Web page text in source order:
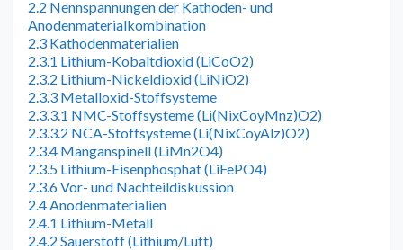
2.2 Nennspannungen der Kathoden- und
Anodenmaterialkombination
2.3 Kathodenmaterialien
2.3.1 Lithium-Kobaltdioxid (LiCoO2)
2.3.2 Lithium-Nickeldioxid (LiNiO2)
2.3.3 Metalloxid-Stoffsysteme
2.3.3.1 NMC-Stoffsysteme (Li(NixCoyMnz)O2)
2.3.3.2 NCA-Stoffsysteme (Li(NixCoyAlz)O2)
2.3.4 Manganspinell (LiMn2O4)
2.3.5 Lithium-Eisenphosphat (LiFePO4)
2.3.6 Vor- und Nachteildiskussion
2.4 Anodenmaterialien
2.4.1 Lithium-Metall
2.4.2 Sauerstoff (Lithium/Luft)